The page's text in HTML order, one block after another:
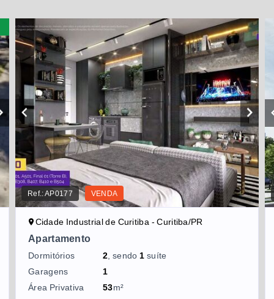
Ref.:AP0177 VENDA
Cidade Industrial de Curitiba - Curitiba/PR
Apartamento
Dormitórios 2 , sendo 1 suíte
Garagens
1
Área Privativa
53m²